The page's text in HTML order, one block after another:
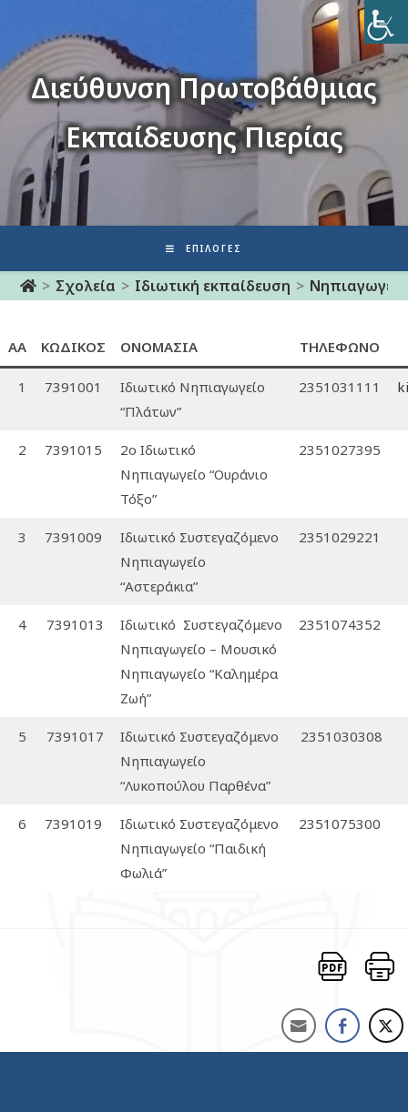
Διεύθυνση Πρωτοβάθμιας
Εκπαίδευσης Πιερίας
ΕΠΙΛΟΓΈΣ
> Σχολεία > Ιδιωτική εκπαίδευση >
ΑΑ ΚΩΔΙΚΟΣ ΟΝΟΜΑΣΙΑ ΤΗΛΕΦΩΝΟ
1 7391001
Iδιωτικό Νηπιαγωγείο
“Πλάτων”
2351031111
2 7391015
2ο Ιδιωτικό
Νηπιαγωγείο “Ουράνιο
Τόξο”
2351027395
3 7391009
Iδιωτικό Συστεγαζόμενο
Νηπιαγωγείο
“Αστεράκια”
2351029221
4 7391013
Iδιωτικό Συστεγαζόμενο
Νηπιαγωγείο – Μουσικό
Νηπιαγωγείο “Καλημέρα
Ζωή”
2351074352
5 7391017
Ιδιωτικό Συστεγαζόμενο
Νηπιαγωγείο
“Λυκοπούλου Παρθένα”
2351030308
6 7391019
Ιδιωτικό Συστεγαζόμενο
Νηπιαγωγείο “Παιδική
Φωλιά”
2351075300